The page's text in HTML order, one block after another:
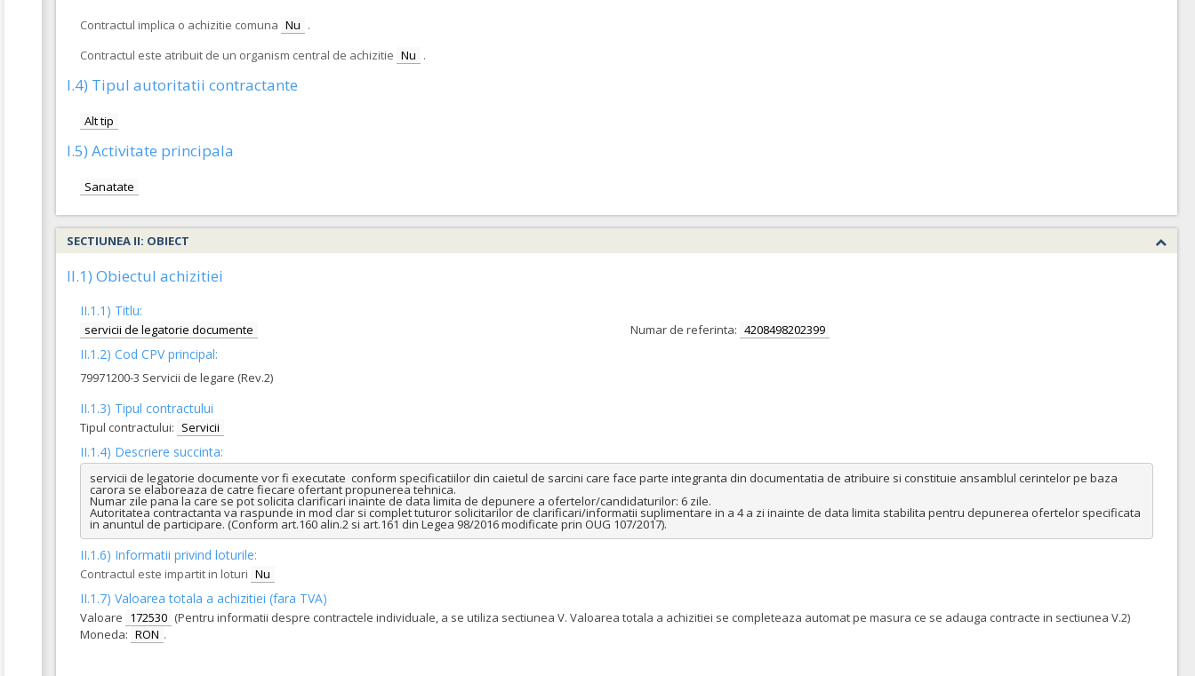
Contractul implica o achizitie comuna Nu .
Contractul este atribuit de un organism central de achizitie Nu .
I.4) Tipul autoritatii contractante
Alt tip
I.5) Activitate principala
Sanatate
SECTIUNEA II: OBIECT
II.1) Obiectul achizitiei
II.1.1) Titlu:
servicii de legatorie documente Numar de referinta: 4208498202399
II.1.2) Cod CPV principal:
79971200-3 Servicii de legare (Rev.2)
II.1.3) Tipul contractului
Tipul contractului: Servicii
II.1.4) Descriere succinta:
servicii de legatorie documente vor fi executate  conform specificatiilor din caietul de sarcini care face parte integranta din documentatia de atribuire si constituie ansamblul cerintelor pe baza
carora se elaboreaza de catre fiecare ofertant propunerea tehnica.
Numar zile pana la care se pot solicita clarificari inainte de data limita de depunere a ofertelor/candidaturilor: 6 zile.
Autoritatea contractanta va raspunde in mod clar si complet tuturor solicitarilor de clarificari/informatii suplimentare in a 4 a zi inainte de data limita stabilita pentru depunerea ofertelor specificata
in anuntul de participare. (Conform art.160 alin.2 si art.161 din Legea 98/2016 modificate prin OUG 107/2017).
II.1.6) Informatii privind loturile:
Contractul este impartit in loturi Nu
II.1.7) Valoarea totala a achizitiei (fara TVA)
Valoare 172530 (Pentru informatii despre contractele individuale, a se utiliza sectiunea V. Valoarea totala a achizitiei se completeaza automat pe masura ce se adauga contracte in sectiunea V.2)
Moneda: RON .